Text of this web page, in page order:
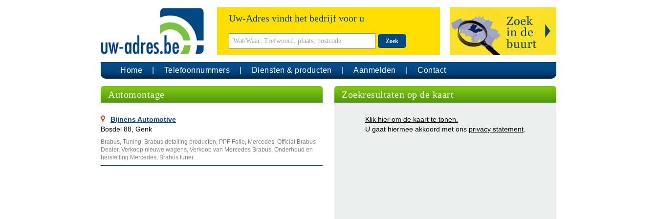
Uw-Adres vindt het bedrijf voor u
Zoek
Home Telefoonnummers Diensten & producten Aanmelden Contact
Automontage
Bijnens Automotive
Bosdel 88, Genk
Brabus, Tuning, Brabus detailing producten, PPF Folie, Mercedes, Official Brabus
Dealer, Verkoop nieuwe wagens, Verkoop van Mercedes Brabus, Onderhoud en
herstelling Mercedes, Brabus tuner
Zoekresultaten op de kaart
Klik hier om de kaart te tonen.
U gaat hiermee akkoord met ons privacy statement